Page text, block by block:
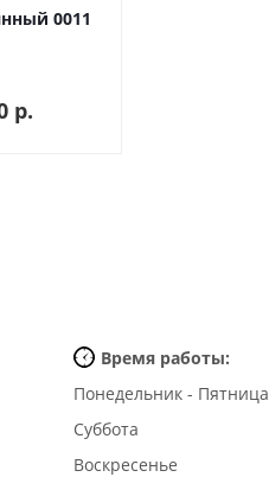
0011
p.
Время работы:
Понедельник - Пятница
Суббота
Воскресенье